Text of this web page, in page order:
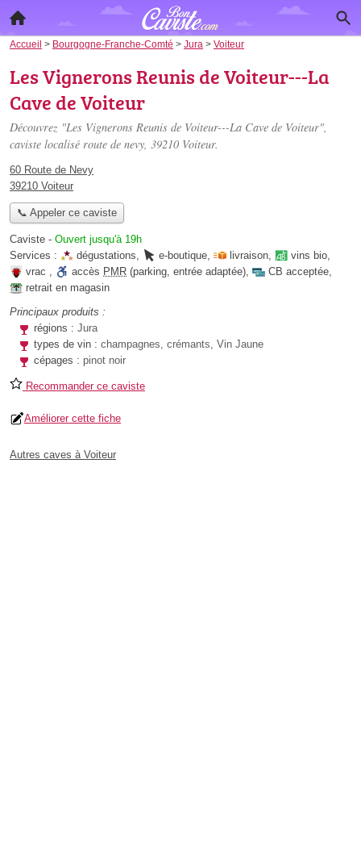
Accueil > Bourgogne-Franche-Comté > Jura > Voiteur
Les Vignerons Reunis de Voiteur---La
Cave de Voiteur
Découvrez "Les Vignerons Reunis de Voiteur---La Cave de Voiteur",
caviste localisé route de nevy, 39210 Voiteur.
60 Route de Nevy
39210 Voiteur
📞 Appeler ce caviste
Caviste - Ouvert jusqu'à 19h
Services :
dégustations, e-boutique, livraison, vins bio,
vrac , accès PMR (parking, entrée adaptée), CB acceptée,
retrait en magasin
Principaux produits :
régions : Jura
types de vin : champagnes, crémants, Vin Jaune
cépages : pinot noir
Recommander ce caviste
Améliorer cette fiche
Autres caves à Voiteur